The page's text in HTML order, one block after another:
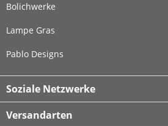
Bolichwerke
Lampe Gras
Pablo Designs
Soziale Netzwerke
Versandarten